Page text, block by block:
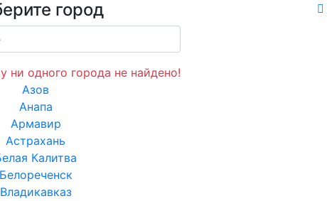
город
ни одного города не найдено!
Азов
Анапа
Армавир
Астрахань
Калитва
Владикавказ